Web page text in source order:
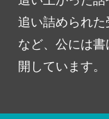
追い詰められ
など、公には
開しています。